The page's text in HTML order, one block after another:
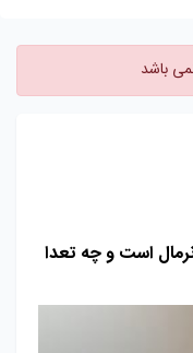
باشد
است و چه تعدا